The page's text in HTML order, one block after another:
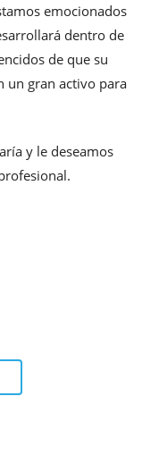
emocionados
dentro de
de que su
un gran activo para
y le deseamos